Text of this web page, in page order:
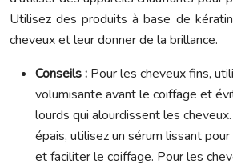
Utilisez des produits à base de
cheveux et leur donner de la brillance.
Conseils : Pour les cheveux fins,
volumisante avant le coiffage et
lourds qui alourdissent les
épais, utilisez un sérum lissant
et faciliter le coiffage. Pour les